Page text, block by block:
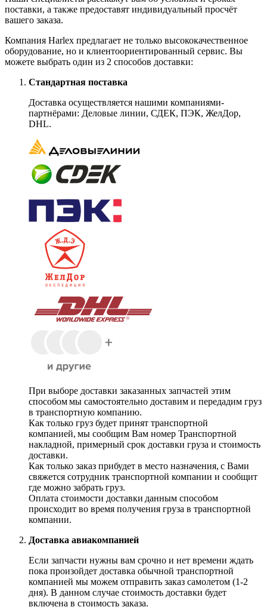
поставки, а также предоставят индивидуальный просчёт
вашего заказа.
Компания Harlex предлагает не только высококачественное
оборудование, но и клиентоориентированный сервис. Вы
можете выбрать один из 2 способов доставки:
Стандартная поставка
Доставка осуществляется нашими компаниями-
партнёрами: Деловые линии, СДЕК, ПЭК, ЖелДор,
DHL.
При выборе доставки заказанных запчастей этим
способом мы самостоятельно доставим и передадим груз
в транспортную компанию.
Как только груз будет принят транспортной
компанией, мы сообщим Вам номер Транспортной
накладной, примерный срок доставки груза и стоимость
доставки.
Как только заказ прибудет в место назначения, с Вами
свяжется сотрудник транспортной компании и сообщит
где можно забрать груз.
Оплата стоимости доставки данным способом
происходит во время получения груза в транспортной
компании.
Доставка авиакомпанией
Если запчасти нужны вам срочно и нет времени ждать
пока произойдет доставка обычной транспортной
компанией мы можем отправить заказ самолетом (1-2
дня). В данном случае стоимость доставки будет
включена в стоимость заказа.